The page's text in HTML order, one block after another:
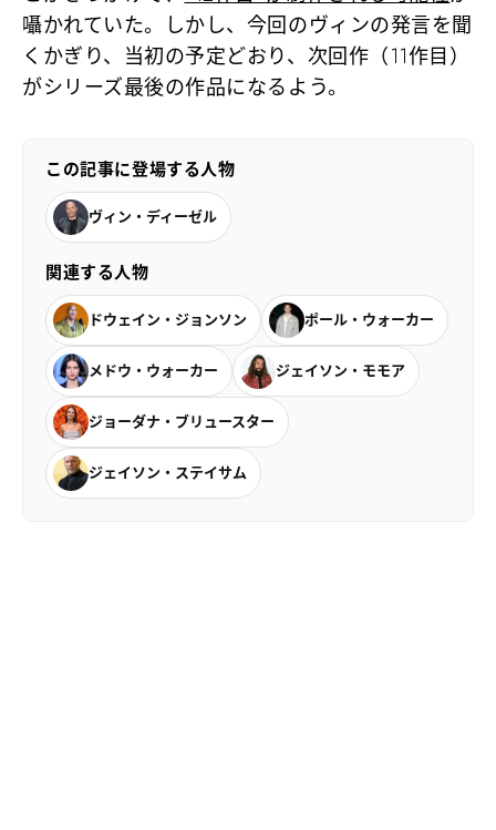
囁かれていた。しかし、今回のヴィンの発言を聞
くかぎり、当初の予定どおり、次回作（11作目）
がシリーズ最後の作品になるよう。
この記事に登場する人物
ヴィン・ディーゼル
関連する人物
ドウェイン・ジョンソン ポール・ウォーカー
メドウ・ウォーカー ジェイソン・モモア
ジョーダナ・ブリュースター
ジェイソン・ステイサム